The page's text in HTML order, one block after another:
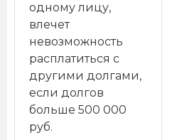
одному лицу,
влечет
невозможность
расплатиться с
другими долгами,
если долгов
больше 500 000
руб.